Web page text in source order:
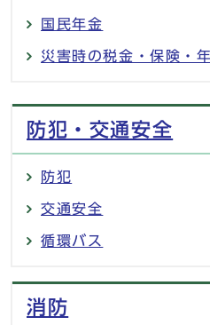
国民年金
災害時の税金・保険・
防犯・交通安全
防犯
交通安全
循環バス
消防